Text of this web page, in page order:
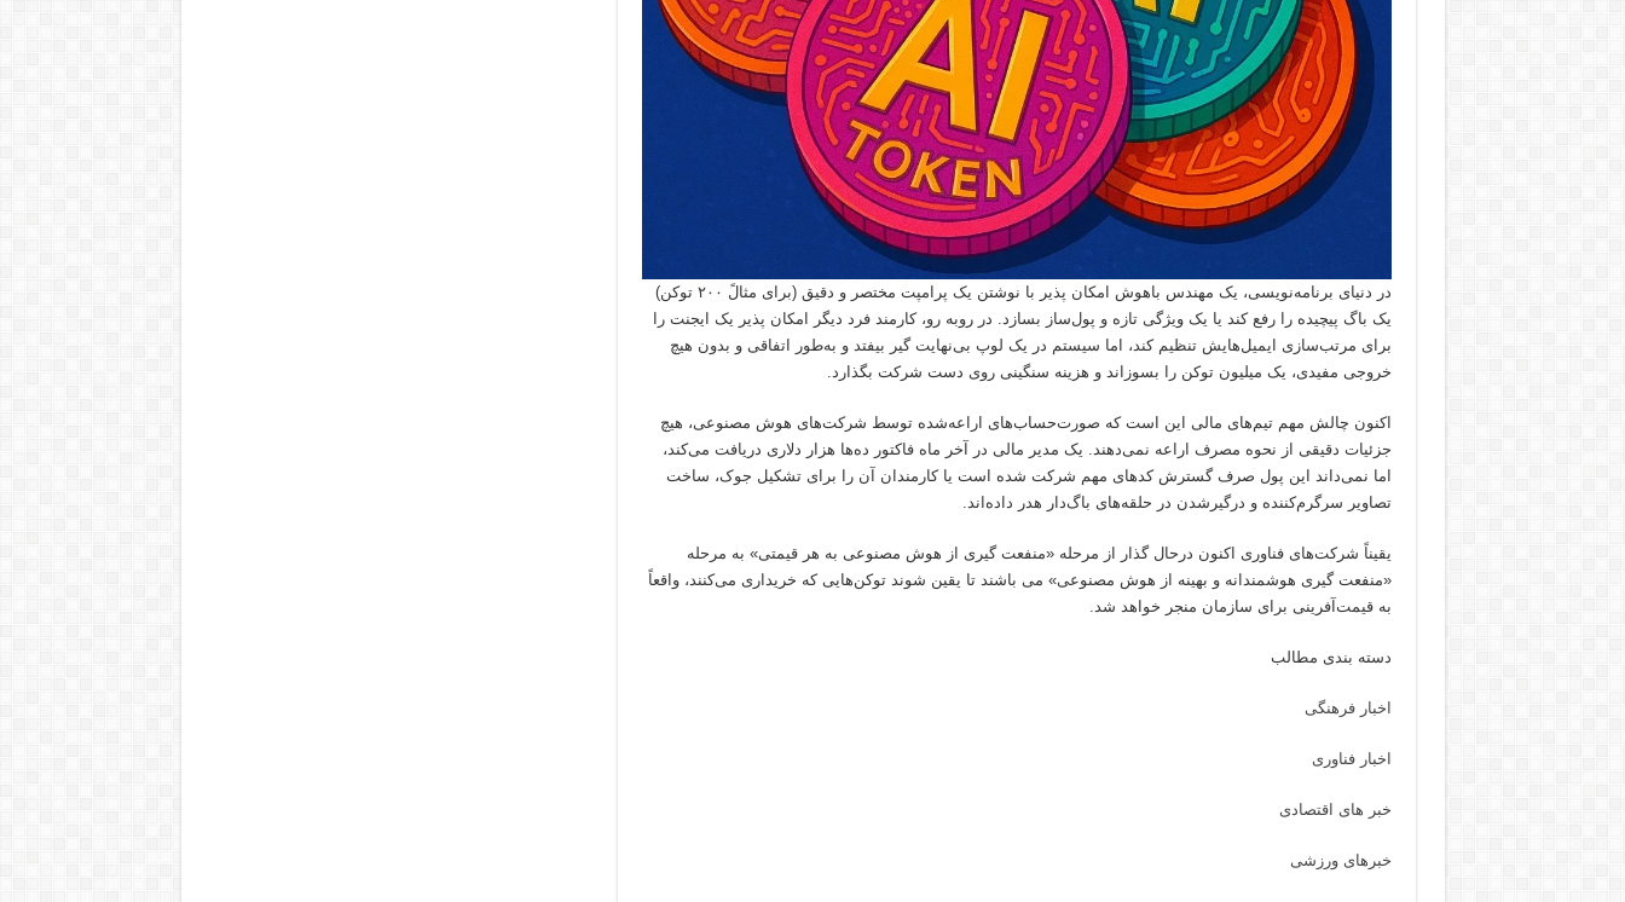
در دنیای برنامه‌نویسی، یک مهندس باهوش امکان پذیر با نوشتن یک پرامپت مختصر و دقیق (برای مثالً ۲۰۰ توکن)
یک باگ پیچیده را رفع کند یا یک ویژگی تازه و پول‌ساز بسازد. در روبه رو، کارمند فرد دیگر امکان پذیر یک ایجنت را
برای مرتب‌سازی ایمیل‌هایش تنظیم کند، اما سیستم در یک لوپ بی‌نهایت گیر بیفتد و به‌طور اتفاقی و بدون هیچ
خروجی مفیدی، یک میلیون توکن را بسوزاند و هزینه سنگینی روی دست شرکت بگذارد.
اکنون چالش مهم تیم‌های مالی این است که صورت‌حساب‌های اراعه‌شده توسط شرکت‌های هوش مصنوعی، هیچ
جزئیات دقیقی از نحوه مصرف اراعه نمی‌دهند. یک مدیر مالی در آخر ماه فاکتور ده‌ها هزار دلاری دریافت می‌کند،
اما نمی‌داند این پول صرف گسترش کدهای مهم شرکت شده است یا کارمندان آن را برای تشکیل جوک، ساخت
تصاویر سرگرم‌کننده و درگیرشدن در حلقه‌های باگ‌دار هدر داده‌اند.
یقیناً شرکت‌های فناوری اکنون درحال گذار از مرحله «منفعت گیری از هوش مصنوعی به هر قیمتی» به مرحله
«منفعت گیری هوشمندانه و بهینه از هوش مصنوعی» می باشند تا یقین شوند توکن‌هایی که خریداری می‌کنند، واقعاً
به قیمت‌آفرینی برای سازمان منجر خواهد شد.
دسته بندی مطالب
اخبار فرهنگی
اخبار فناوری
خبر های اقتصادی
خبرهای ورزشی